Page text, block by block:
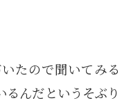
たので聞いてみる
るんだというそぶり